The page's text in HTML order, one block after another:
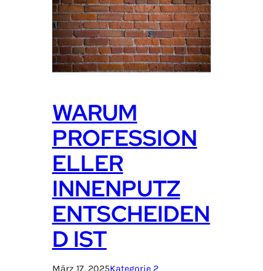
WARUM
PROFESSION
ELLER
INNENPUTZ
ENTSCHEIDEN
D IST
März 17, 2025Kategorie 2